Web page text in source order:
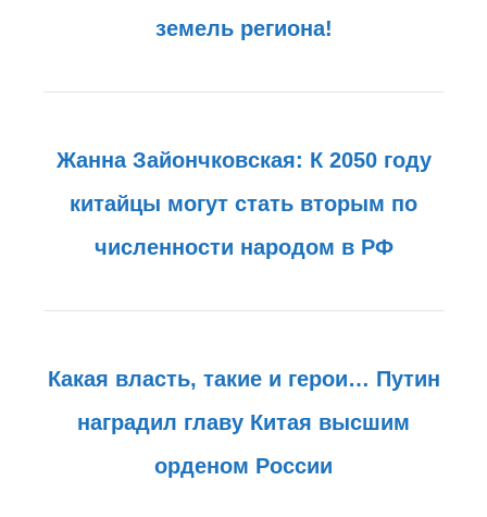
земель региона!
Жанна Зайончковская: К 2050 году
китайцы могут стать вторым по
численности народом в РФ
Какая власть, такие и герои… Путин
наградил главу Китая высшим
орденом России